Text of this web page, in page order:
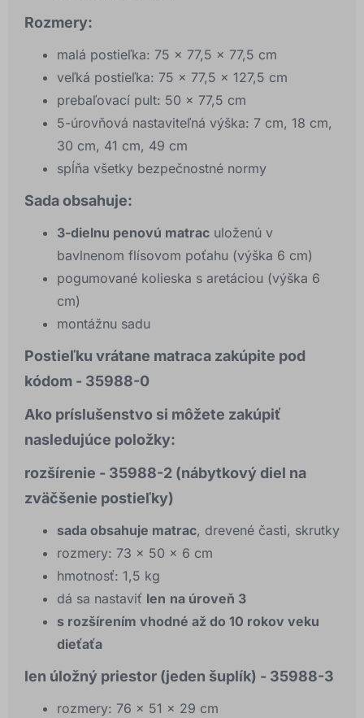
Rozmery:
malá postieľka: 75 x 77,5 x 77,5 cm
veľká postieľka: 75 x 77,5 x 127,5 cm
prebaľovací pult: 50 x 77,5 cm
5-úrovňová nastaviteľná výška: 7 cm, 18 cm,
30 cm, 41 cm, 49 cm
spĺňa všetky bezpečnostné normy
Sada obsahuje:
3-dielnu penovú matrac uloženú v
bavlnenom flísovom poťahu (výška 6 cm)
pogumované kolieska s aretáciou (výška 6
cm)
montážnu sadu
Postieľku vrátane matraca zakúpite pod
kódom - 35988-0
Ako príslušenstvo si môžete zakúpiť
nasledujúce položky:
rozšírenie - 35988-2 (nábytkový diel na
zväčšenie postieľky)
sada obsahuje matrac, drevené časti, skrutky
rozmery: 73 x 50 x 6 cm
hmotnosť: 1,5 kg
dá sa nastaviť len na úroveň 3
s rozšírením vhodné až do 10 rokov veku
dieťaťa
len úložný priestor (jeden šuplík) - 35988-3
rozmery: 76 x 51 x 29 cm